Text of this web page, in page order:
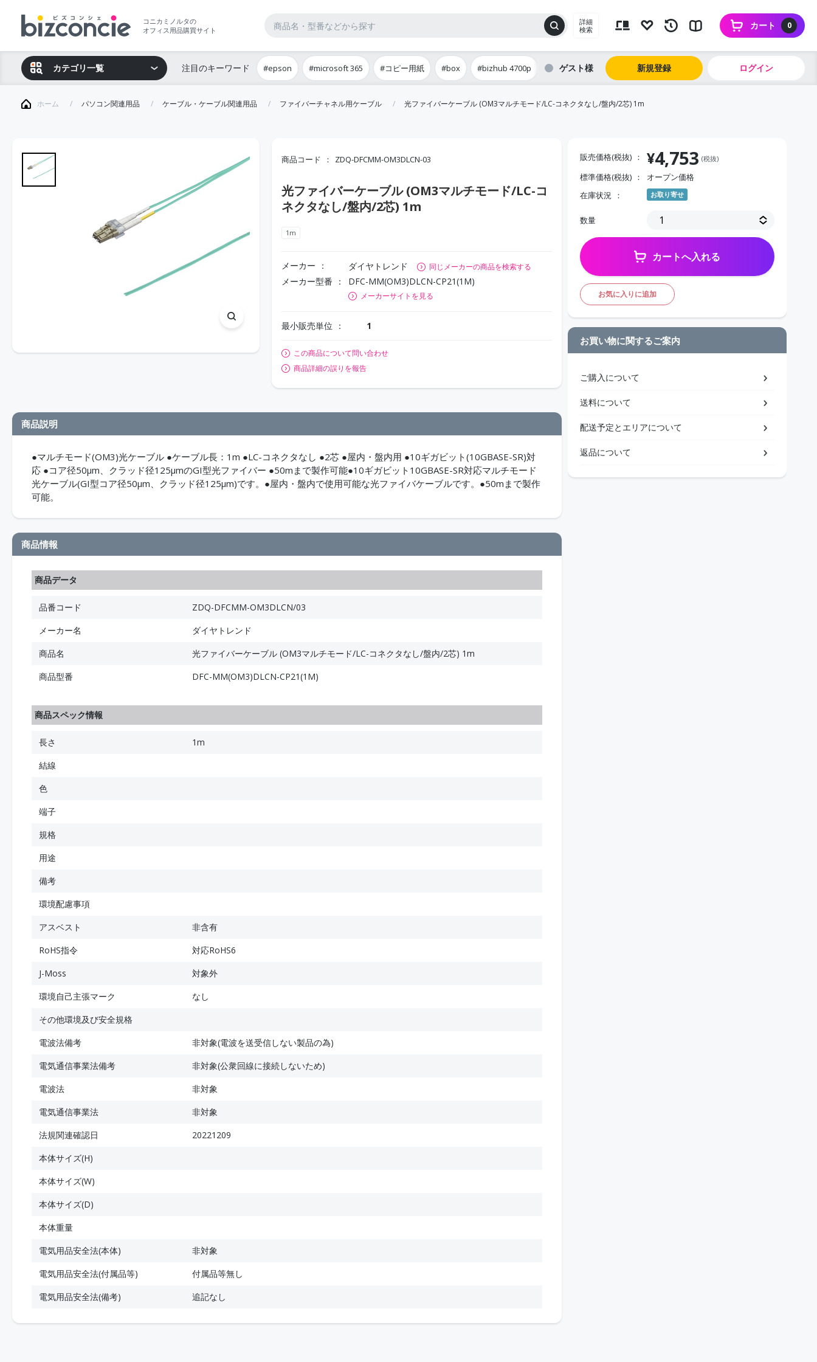
コニカミノルタの
オフィス用品購買サイト
詳細
検索
0
カート
カテゴリ一覧 注目のキーワード #epson #microsoft 365 #コピー用紙 #box #bizhub 4700p ゲスト 新規登録 ログイン
ホーム パソコン関連用品 ケーブル・ケーブル関連用品 ファイバーチャネル用ケーブル 光ファイバーケーブル (OM3マルチモード/LC-コネクタなし/盤内/2芯) 1m
商品コード ZDQ-DFCMM-OM3DLCN-03
光ファイバーケーブル (OM3マルチモード/LC-コ
ネクタなし/盤内/2芯) 1m
1m
メーカー ダイヤトレンド 同じメーカーの商品を検索する
メーカー型番 DFC-MM(OM3)DLCN-CP21(1M)
メーカーサイトを見る
最小販売単位 1
この商品について問い合わせ
商品詳細の誤りを報告
商品説明
●マルチモード(OM3)光ケーブル ●ケーブル長：1m ●LC-コネクタなし ●2芯 ●屋内・盤内用 ●10ギガビット(10GBASE-SR)対
応 ●コア径50μm、クラッド径125μmのGI型光ファイバー ●50mまで製作可能●10ギガビット10GBASE-SR対応マルチモード
光ケーブル(GI型コア径50μm、クラッド径125μm)です。●屋内・盤内で使用可能な光ファイバケーブルです。●50mまで製作
可能。
商品情報
商品データ
品番コード
ZDQ-DFCMM-OM3DLCN/03
メーカー名
ダイヤトレンド
商品名
光ファイバーケーブル (OM3マルチモード/LC-コネクタなし/盤内/2芯) 1m
商品型番
DFC-MM(OM3)DLCN-CP21(1M)
商品スペック情報
長さ
1m
結線
色
端子
規格
用途
備考
環境配慮事項
アスベスト
非含有
RoHS指令
対応RoHS6
J-Moss
対象外
環境自己主張マーク
なし
その他環境及び安全規格
電波法備考
非対象(電波を送受信しない製品の為)
電気通信事業法備考
非対象(公衆回線に接続しないため)
電波法
非対象
電気通信事業法
非対象
法規関連確認日
20221209
本体サイズ(H)
本体サイズ(W)
本体サイズ(D)
本体重量
電気用品安全法(本体)
非対象
電気用品安全法(付属品等)
付属品等無し
電気用品安全法(備考)
追記なし
販売価格(税抜) ¥4,753 (税抜)
標準価格(税抜)
オープン価格
在庫状況
お取り寄せ
数量
カートへ入れる
お気に入りに追加
お買い物に関するご案内
ご購入について
送料について
配送予定とエリアについて
返品について